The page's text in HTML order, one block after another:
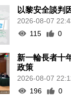
以黎安全談判
2026-08-07
115
0
新一輪長者十
政策
2026-08-07
196
0